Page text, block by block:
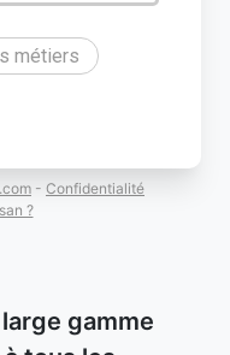
métiers
- Confidentialité
?
gamme